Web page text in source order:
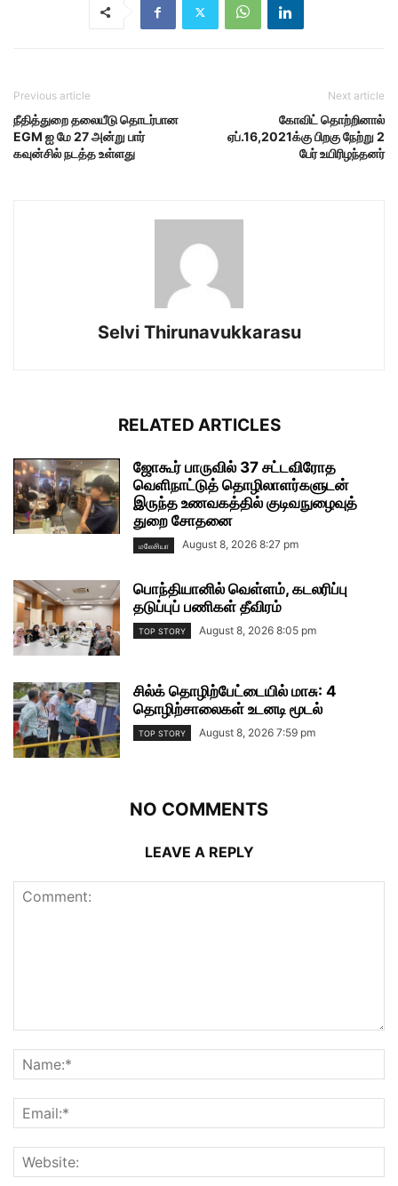
Previous article
நீதித்துறை தலையீடு தொடர்பான
EGM ஐ மே 27 அன்று பார்
கவுன்சில் நடத்த உள்ளது
Next article
கோவிட் தொற்றினால்
ஏப்.16,2021க்கு பிறகு நேற்று 2
பேர் உயிரிழந்தனர்
Selvi Thirunavukkarasu
RELATED ARTICLES
ஜோகூர் பாருவில் 37 சட்டவிரோத
வெளிநாட்டுத் தொழிலாளர்களுடன்
இருந்த உணவகத்தில் குடிவநுழைவுத்
துறை சோதனை
மலேசியா August 8, 2026 8:27 pm
பொந்தியானில் வெள்ளம், கடலரிப்பு
தடுப்புப் பணிகள் தீவிரம்
TOP STORY August 8, 2026 8:05 pm
சில்க் தொழிற்பேட்டையில் மாசு: 4
தொழிற்சாலைகள் உடனடி மூடல்
TOP STORY August 8, 2026 7:59 pm
NO COMMENTS
LEAVE A REPLY